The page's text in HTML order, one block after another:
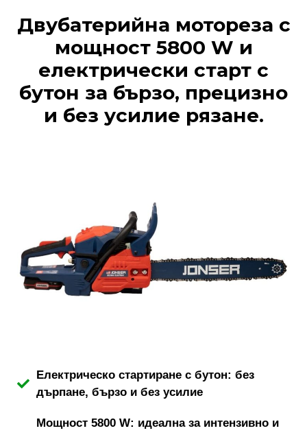
Двубатерийна мотореза с
мощност 5800 W и
електрически старт с
бутон за бързо, прецизно
и без усилие рязане.
Електрическо стартиране с бутон: без
дърпане, бързо и без усилие
Мощност 5800 W: идеална за интензивно и